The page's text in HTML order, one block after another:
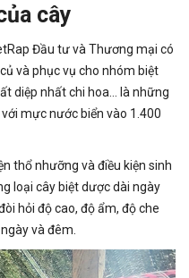
cây
Đầu tư và Thương mại có
và phục vụ cho nhóm biệt
diệp nhất chi hoa… là những
mực nước biển vào 1.400
thổ nhưỡng và điều kiện sinh
loại cây biệt dược dài ngày
hỏi độ cao, độ ẩm, độ che
và đêm.